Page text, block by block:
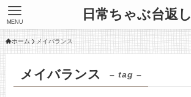
日常ちゃぶ台返し
MENU
ホーム メイバランス
メイバランス – tag –